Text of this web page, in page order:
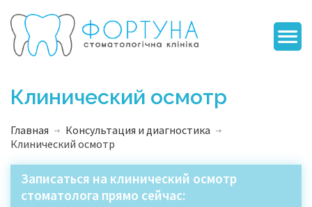
Клинический осмотр
Главная
Консультация и диагностика
Клинический осмотр
Записаться на клинический осмотр
стоматолога прямо сейчас: